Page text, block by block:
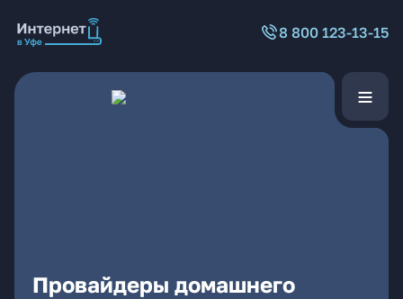
8 800 123-13-15
Провайдеры домашнего